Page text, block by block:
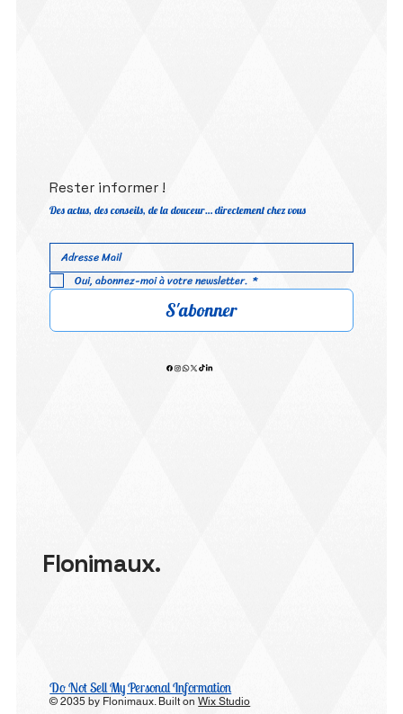
Rester informer !
Des actus, des conseils, de la douceur… directement chez vous
Oui, abonnez-moi à votre newsletter. *
S'abonner
Flonimaux.
Do Not Sell My Personal Information
© 2035 by Flonimaux. Built onWix Studio